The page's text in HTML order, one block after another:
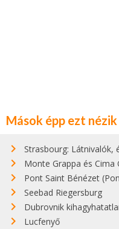
Mások épp ezt nézik
Strasbourg: Látnivalók,
Monte Grappa és Cima
Pont Saint Bénézet
Seebad Riegersburg
Dubrovnik
Lucfenyő